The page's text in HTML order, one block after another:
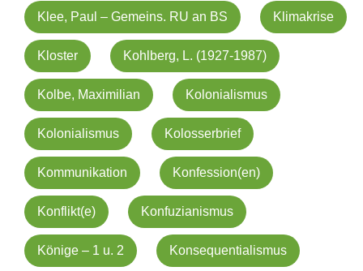
Klee, Paul – Gemeins. RU an BS Klimakrise
Kloster Kohlberg, L. (1927-1987)
Kolbe, Maximilian Kolonialismus
Kolonialismus Kolosserbrief
Kommunikation Konfession(en)
Konflikt(e) Konfuzianismus
Könige – 1 u. 2 Konsequentialismus